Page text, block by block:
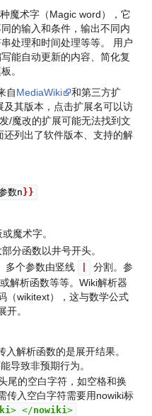
魔术字（Magic word），它
的输入和条件，输出不同内
处理和时间处理等等。 用户
能自动更新的内容、简化复
。
自MediaWiki
和第三方扩
及其版本，点击扩展名可以访
/魔改的扩展可能无法找到文
还列出了软件版本、支持的解
数n }}
魔术字。
分函数以井号开头。
多个参数由竖线
分割。参
解析函数等等。Wiki解析器
（wikitext），这与数学公式
开。
入解析函数的是展开结果。
导致非预期行为。
尾的空白字符，如空格和换
传入空白字符需要用nowiki标
> </nowiki>